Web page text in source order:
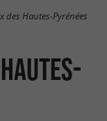
des Hautes-Pyrénées